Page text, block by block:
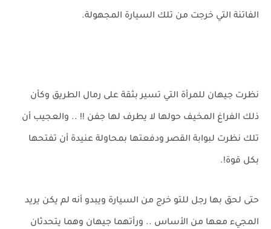
الفاتنة التي خرجت من تلك السيارة المجهولة.
نظرت جيهان للمرأة التي تسير بثقة على رمال الطريق وكأن
ذلك الفراغ المخيف حولها لا يطرف لها جفن !! .. والعجيب أن
تلك نظرت لبوابة القصر ودفعتها بمحاولة عنيدة أن تفتحها
بكل قوة!.
حتى لحق بها رجل للتو خرج من السيارة ويبدو أنه لم يكن يريد
المجيء معها من الأساس .. ورأتهما جيهان وهما يتحدثان